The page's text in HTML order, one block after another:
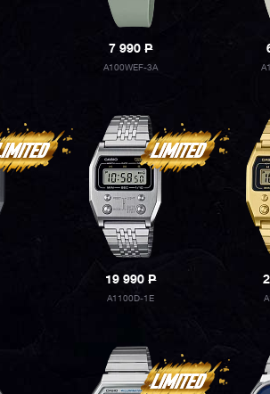
7 990P
A100WEF-3A
19 990P
A1100D-1E